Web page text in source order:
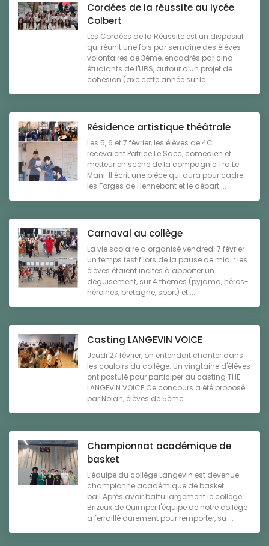
Cordées de la réussite au lycée
Colbert
Les Cordées de la Réussite est un dispositif
qui réunit une fois par semaine des élèves
volontaires de 3ème, encadrés par cinq
étudiants de l'UBS, autour d'un projet de
cohésion (axé cette année sur le ...
Résidence artistique théâtrale
Les 5, 6 et 7 février, les élèves de 4C
recevaient Patrice Le Saëc, comédien et
metteur en scène de la compagnie Tra Le
Mani. Il écrit une pièce qui aura pour cadre
les Forges de Hennebont et le départ ...
Carnaval au collège
La vie scolaire a organisé vendredi 7 février
un temps festif lors de la pause de midi : les
élèves étaient incités à apporter un
déguisement, sur 4 thèmes (pyjama, héros-
héroïnes, bretagne, sport) et ...
Casting LANGEVIN VOICE
Jeudi 27 février, on entendait chanter dans
les couloirs du collège. Un vingtaine d'élèves
ont postulé pour participer au casting THE
LANGEVIN VOICE.Ce concours a été proposé
par Nolan, élèves de 5ème ...
Championnat académique de
basket
L'équipe du collège Langevin est devenue
championne académique de basket
ball.Après avoir battu largement le collège
Brizeux de Quimper l'équipe de notre collège
a ferraillé durement pour remporter, su ...